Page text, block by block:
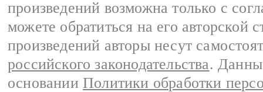
произведений возможна только с
можете обратиться на его авторской
произведений авторы несут
российского законодательства.
основании Политики обработки